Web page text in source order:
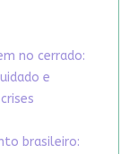
no cerrado:
e
brasileiro: